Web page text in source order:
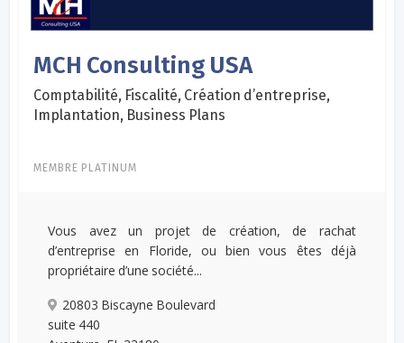
MCH Consulting USA
Comptabilité, Fiscalité, Création d’entreprise,
Implantation, Business Plans
MEMBRE PLATINUM
Vous avez un projet de création, de rachat
d’entreprise en Floride, ou bien vous êtes déjà
propriétaire d’une société...
20803 Biscayne Boulevard
suite 440